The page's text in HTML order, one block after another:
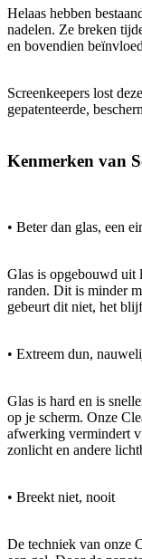
Helaas hebben
nadelen. Ze breken
en bovendien
Screenkeepers lost
gepatenteerde,
Kenmerken van
• Beter dan glas, een
Glas is opgebouwd uit
randen. Dit is minder
gebeurt dit niet, het
• Extreem dun,
Glas is hard en is
op je scherm. Onze
afwerking vermindert
zonlicht en andere
• Breekt niet, nooit
De techniek van onze